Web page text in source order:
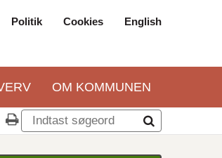
Politik Cookies English
OM KOMMUNEN